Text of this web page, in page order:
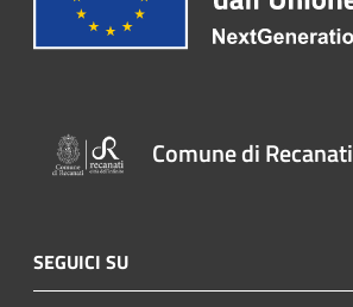
Comune di Recanati
SEGUICI SU